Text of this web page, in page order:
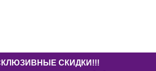
СКИДКИ!!!